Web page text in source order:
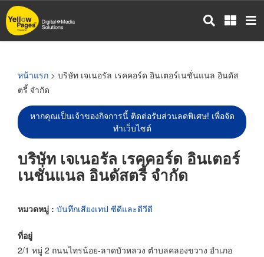
ข้าม
ไป
หน้าแรก > บริษัท เจเนอรัล เรคคอร์ด อินเตอร์เนชั่นแนล อินดัส
ตรี้ จำกัด
หากคุณเป็นเจ้าของกิจการนี้ ติดต่อรับส่วนลดพิเศษ! เพื่อจัด
ทำเว็บไซต์
บริษัท เจเนอรัล เรคคอร์ด อินเตอร์
เนชั่นแนล อินดัสตรี้ จำกัด
หมวดหมู่ : บันทึกเสียงเทป ซีดีและดีวีดี
ที่อยู่
2/1 หมู่ 2 ถนนไทรน้อย-ลาดบัวหลวง ตำบลคลองขวาง อำเภอ